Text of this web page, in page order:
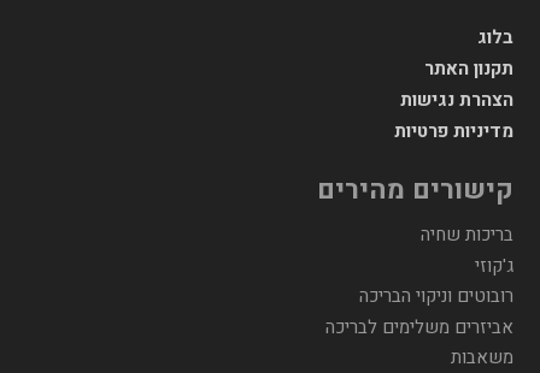
בלוג
תקנון האתר
הצהרת נגישות
מדיניות פרטיות
קישורים מהירים
בריכות שחיה
ג'קוזי
רובוטים וניקוי הבריכה
אביזרים משלימים לבריכה
משאבות